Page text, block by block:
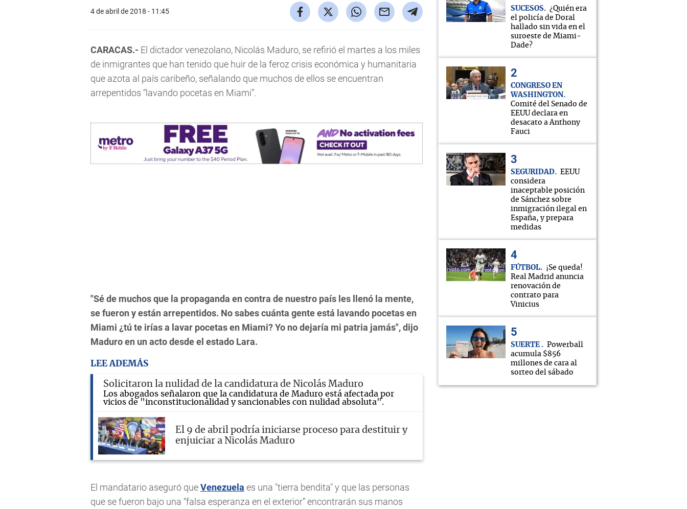
4 de abril de 2018 - 11:45
CARACAS.- El dictador venezolano, Nicolás Maduro, se refirió el martes a los miles
de inmigrantes que han tenido que huir de la feroz crisis económica y humanitaria
que azota al país caribeño, señalando que muchos de ellos se encuentran
arrepentidos “lavando pocetas en Miami”.
"Sé de muchos que la propaganda en contra de nuestro país les llenó la mente,
se fueron y están arrepentidos. No sabes cuánta gente está lavando pocetas en
Miami ¿tú te irías a lavar pocetas en Miami? Yo no dejaría mi patria jamás", dijo
Maduro en un acto desde el estado Lara.
LEE ADEMÁS
Solicitaron la nulidad de la candidatura de Nicolás Maduro
Los abogados señalaron que la candidatura de Maduro está afectada por
vicios de "inconstitucionalidad y sancionables con nulidad absoluta".
El 9 de abril podría iniciarse proceso para destituir y
enjuiciar a Nicolás Maduro
El mandatario aseguró queVenezuela es una "tierra bendita" y que las personas
que se fueron bajo una “falsa esperanza en el exterior” encontrarán sus manos
SUCESOS
¿Quién era
el policía de Doral
hallado sin vida en el
suroeste de Miami-
Dade?
CONGRESO EN
WASHINGTON
Comité del Senado de
EEUU declara en
desacato a Anthony
Fauci
SEGURIDAD
EEUU
considera
inaceptable posición
de Sánchez sobre
inmigración ilegal en
España, y prepara
medidas
FÚTBOL
¡Se queda!
Real Madrid anuncia
renovación de
contrato para
Vinicius
SUERTE
Powerball
acumula $856
millones de cara al
sorteo del sábado